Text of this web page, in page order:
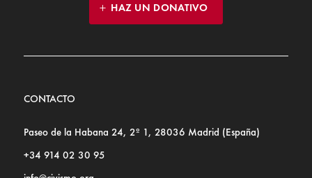
HAZ UN DONATIVO
CONTACTO
Paseo de la Habana 24, 2º 1, 28036 Madrid (España)
+34 914 02 30 95